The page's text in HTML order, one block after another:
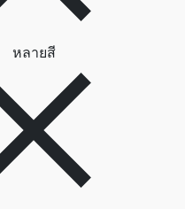
หลายสีลบตัวกรอง หลายสี